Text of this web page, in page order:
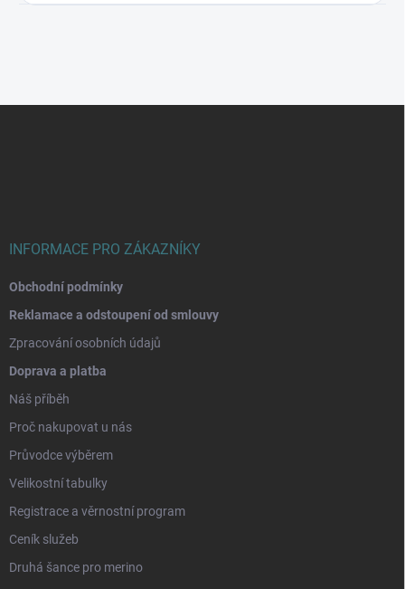
INFORMACE PRO ZÁKAZNÍKY
Obchodní podmínky
Reklamace a odstoupení od smlouvy
Zpracování osobních údajů
Doprava a platba
Náš příběh
Proč nakupovat u nás
Průvodce výběrem
Velikostní tabulky
Registrace a věrnostní program
Ceník služeb
Druhá šance pro merino